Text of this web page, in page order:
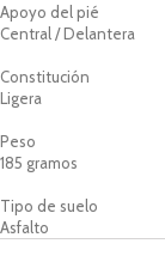
Apoyo del pié
Central / Delantera
Constitución
Ligera
Peso
185 gramos
Tipo de suelo
Asfalto